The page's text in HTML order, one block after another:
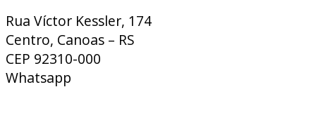
Rua Víctor Kessler, 174
Centro, Canoas – RS
CEP 92310-000
Whatsapp